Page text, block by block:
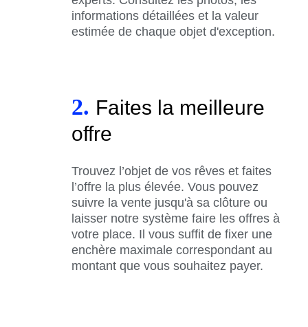
informations détaillées et la valeur
estimée de chaque objet d'exception.
2. Faites la meilleure
offre
Trouvez l’objet de vos rêves et faites
l’offre la plus élevée. Vous pouvez
suivre la vente jusqu'à sa clôture ou
laisser notre système faire les offres à
votre place. Il vous suffit de fixer une
enchère maximale correspondant au
montant que vous souhaitez payer.